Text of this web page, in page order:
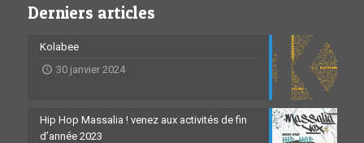
Derniers articles
Kolabee
30 janvier 2024
Hip Hop Massalia ! venez aux activités de fin
d’année 2023